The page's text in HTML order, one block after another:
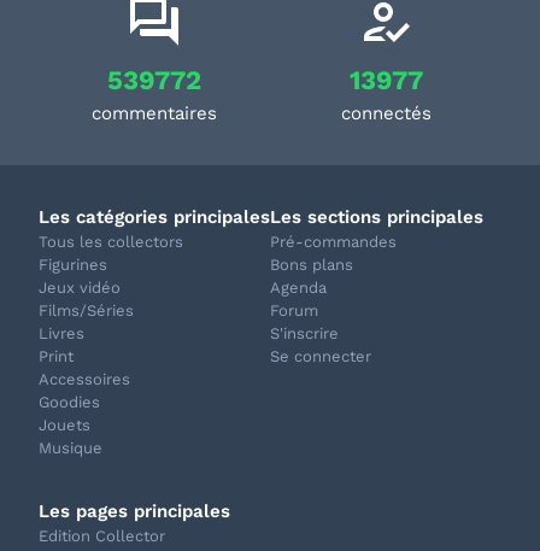
539772
commentaires
13977
connectés
Les catégories principales
Tous les collectors
Figurines
Jeux vidéo
Films/Séries
Livres
Print
Accessoires
Goodies
Jouets
Musique
Les sections principales
Pré-commandes
Bons plans
Agenda
Forum
S'inscrire
Se connecter
Les pages principales
Edition Collector